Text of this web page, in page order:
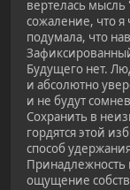
вертелась мысль
сожаление, что я
подумала, что
Будущего нет.
и абсолютно
и не будут
Сохранить в
гордятся этой
способ
Принадлежность
ощущение